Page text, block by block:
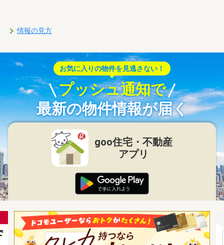
情報の見方
お気に入りの物件を見逃さない！
プッシュ通知で
最新の物件情報が届く
goo住宅・不動産
アプリ